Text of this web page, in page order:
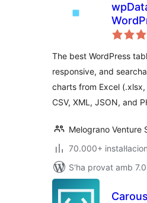
Table,
The best WordPress
responsive, and
charts from Excel
CSV, XML, JSON, and
Melograno Venture
70.000+
S'ha provat amb